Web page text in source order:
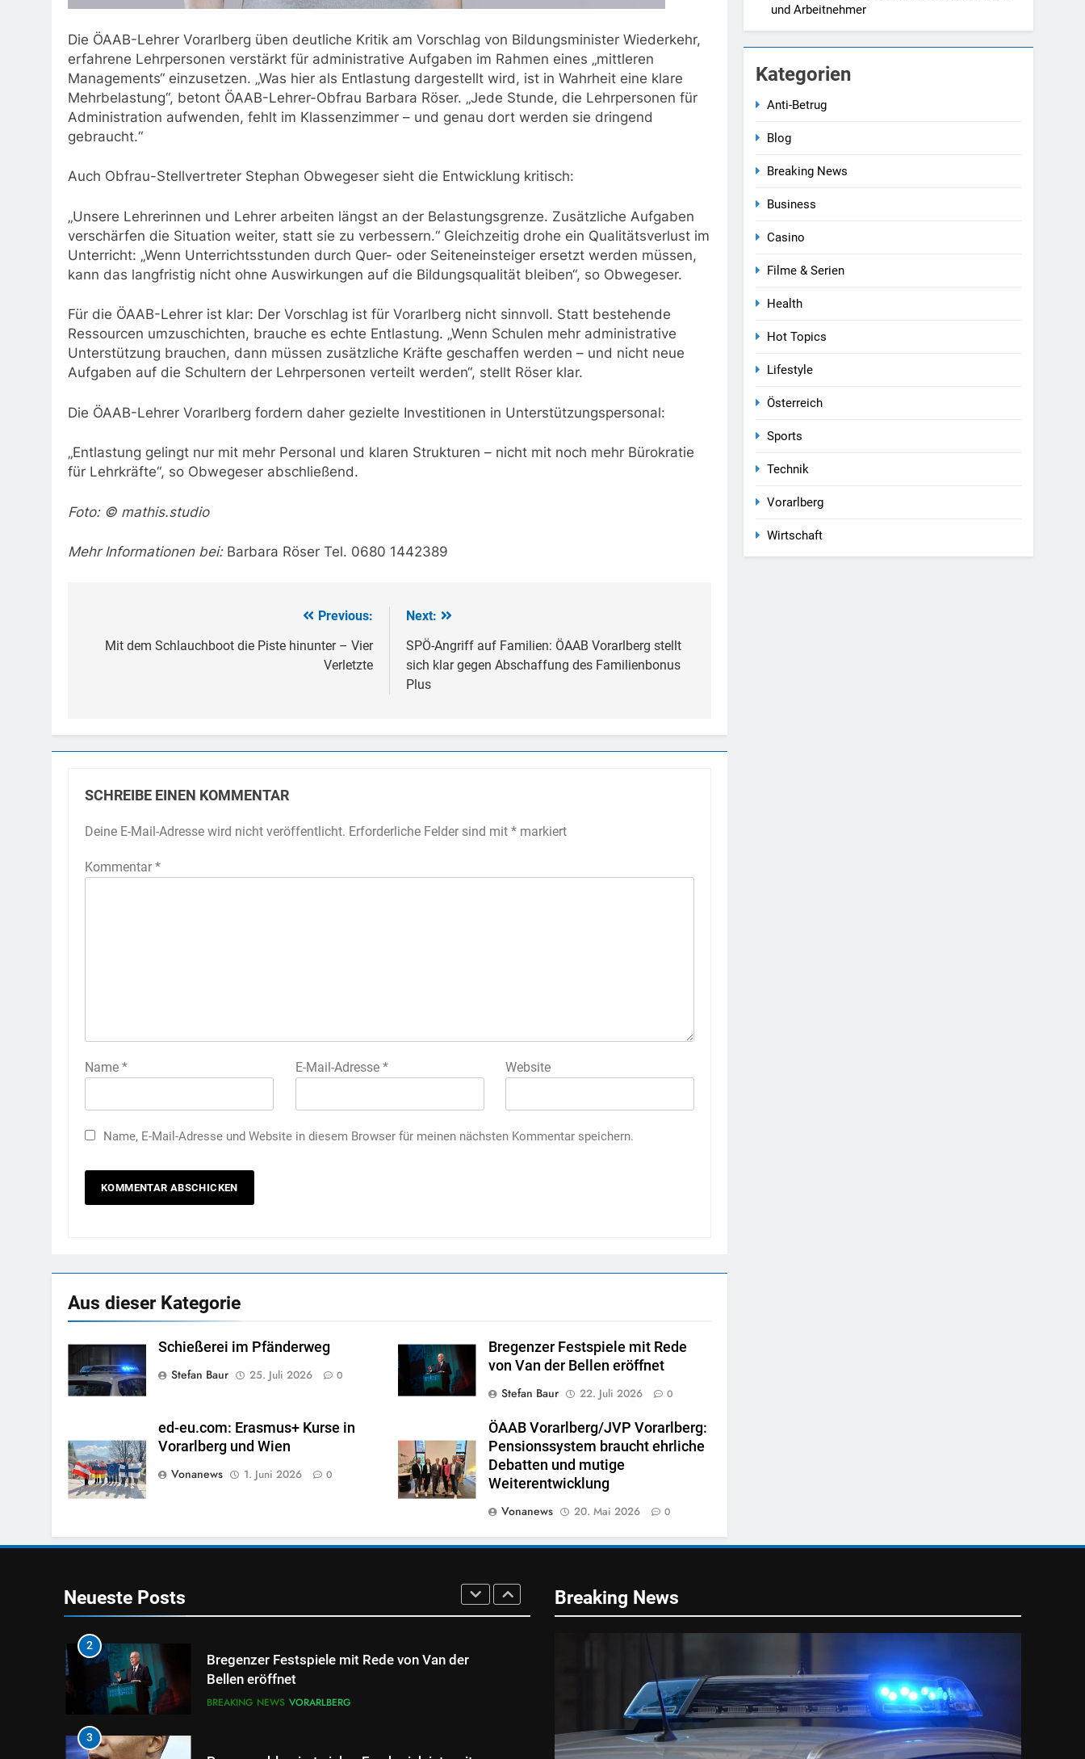
Die ÖAAB-Lehrer Vorarlberg üben deutliche Kritik am Vorschlag von Bildungsminister Wiederkehr,
erfahrene Lehrpersonen verstärkt für administrative Aufgaben im Rahmen eines „mittleren
Managements“ einzusetzen. „Was hier als Entlastung dargestellt wird, ist in Wahrheit eine klare
Mehrbelastung“, betont ÖAAB-Lehrer-Obfrau Barbara Röser. „Jede Stunde, die Lehrpersonen für
Administration aufwenden, fehlt im Klassenzimmer – und genau dort werden sie dringend
gebraucht.“
Auch Obfrau-Stellvertreter Stephan Obwegeser sieht die Entwicklung kritisch:
„Unsere Lehrerinnen und Lehrer arbeiten längst an der Belastungsgrenze. Zusätzliche Aufgaben
verschärfen die Situation weiter, statt sie zu verbessern.“ Gleichzeitig drohe ein Qualitätsverlust im
Unterricht: „Wenn Unterrichtsstunden durch Quer- oder Seiteneinsteiger ersetzt werden müssen,
kann das langfristig nicht ohne Auswirkungen auf die Bildungsqualität bleiben“, so Obwegeser.
Für die ÖAAB-Lehrer ist klar: Der Vorschlag ist für Vorarlberg nicht sinnvoll. Statt bestehende
Ressourcen umzuschichten, brauche es echte Entlastung. „Wenn Schulen mehr administrative
Unterstützung brauchen, dann müssen zusätzliche Kräfte geschaffen werden – und nicht neue
Aufgaben auf die Schultern der Lehrpersonen verteilt werden“, stellt Röser klar.
Die ÖAAB-Lehrer Vorarlberg fordern daher gezielte Investitionen in Unterstützungspersonal:
„Entlastung gelingt nur mit mehr Personal und klaren Strukturen – nicht mit noch mehr Bürokratie
für Lehrkräfte“, so Obwegeser abschließend.
Foto: © mathis.studio
Mehr Informationen bei:Barbara Röser Tel. 0680 1442389
Previous:
Mit dem Schlauchboot die Piste hinunter – Vier
Verletzte
Next:
SPÖ-Angriff auf Familien: ÖAAB Vorarlberg stellt
sich klar gegen Abschaffung des Familienbonus
Plus
SCHREIBE EINEN KOMMENTAR
Deine E-Mail-Adresse wird nicht veröffentlicht. Erforderliche Felder sind mit * markiert
Kommentar *
Name * E-Mail-Adresse * Website
Name, E-Mail-Adresse und Website in diesem Browser für meinen nächsten Kommentar speichern.
Aus dieser Kategorie
Schießerei im Pfänderweg
Stefan Baur
25. Juli 2026 0
Bregenzer Festspiele mit Rede
von Van der Bellen eröffnet
Stefan Baur
22. Juli 2026 0
ed-eu.com: Erasmus+ Kurse in
Vorarlberg und Wien
Vonanews
1. Juni 2026 0
ÖAAB Vorarlberg/JVP Vorarlberg:
Pensionssystem braucht ehrliche
Debatten und mutige
Weiterentwicklung
Vonanews
20. Mai 2026 0
und Arbeitnehmer
Kategorien
Anti-Betrug
Blog
Breaking News
Business
Casino
Filme & Serien
Health
Hot Topics
Lifestyle
Österreich
Sports
Technik
Vorarlberg
Wirtschaft
Neueste Posts
ÖAAB Vorarlberg/JVP Vorarlberg:
6
Neuer EU-Asylpakt stärkt Schutz der
Außengrenzen und entlastet Österreich
7
FRANZISKANERKLOSTER
DORNBIRN:VERANTWORTUNG BRAUCHT DEN
BLICK AUF DAS GANZE
BLOG VORARLBERG
8
ME/CFS Demonstration in Bregenz –
Vorarlberger Landesregierung muss endlich
2
Bregenzer Festspiele mit Rede von Van der
Bellen eröffnet
BREAKING NEWS VORARLBERG
3
Breaking News